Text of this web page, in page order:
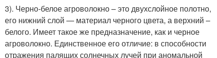
3). Черно-белое агроволокно – это двухслойное полотно,
его нижний слой — материал черного цвета, а верхний –
белого. Имеет такое же предназначение, как и черное
агроволокно. Единственное его отличие: в способности
отражения палящих солнечных лучей при аномальной